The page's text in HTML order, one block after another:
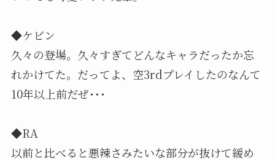
◆ケビン
久々の登場。久々すぎてどんなキャラだったか忘
れかけてた。だってよ、空3rdプレイしたのなんて
10年以上前だぜ･･･
◆RA
以前と比べると悪辣さみたいな部分が抜けて緩め